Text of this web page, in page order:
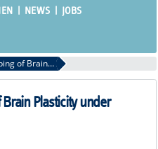
NEWS
JOBS
Multiparametric Mapping of Brain Plasticity under Balance Training
Plasticity under